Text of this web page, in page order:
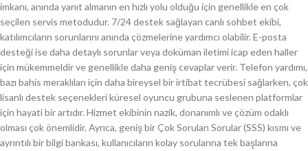
imkanı, anında yanıt almanın en hızlı yolu olduğu için genellikle en çok
seçilen servis metodudur. 7/24 destek sağlayan canlı sohbet ekibi,
katılımcıların sorunlarını anında çözmelerine yardımcı olabilir. E-posta
desteği ise daha detaylı sorunlar veya doküman iletimi icap eden haller
için mükemmeldir ve genellikle daha geniş cevaplar verir. Telefon yardımı,
bazı bahis meraklıları için daha bireysel bir irtibat tecrübesi sağlarken, çok
lisanlı destek seçenekleri küresel oyuncu grubuna seslenen platformlar
için hayati bir artıdır. Hizmet ekibinin nazik, donanımlı ve çözüm odaklı
olması çok önemlidir. Ayrıca, geniş bir Çok Sorulan Sorular (SSS) kısmı ve
ayrıntılı bir bilgi bankası, kullanıcıların kolay sorularına tek başlarına